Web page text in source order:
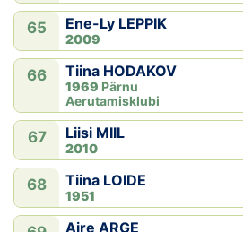
65 Ene-Ly LEPPIK
2009
66 Tiina HODAKOV
1969 Pärnu
Aerutamisklubi
67 Liisi MIIL
2010
68 Tiina LOIDE
1951
Aire ARGE